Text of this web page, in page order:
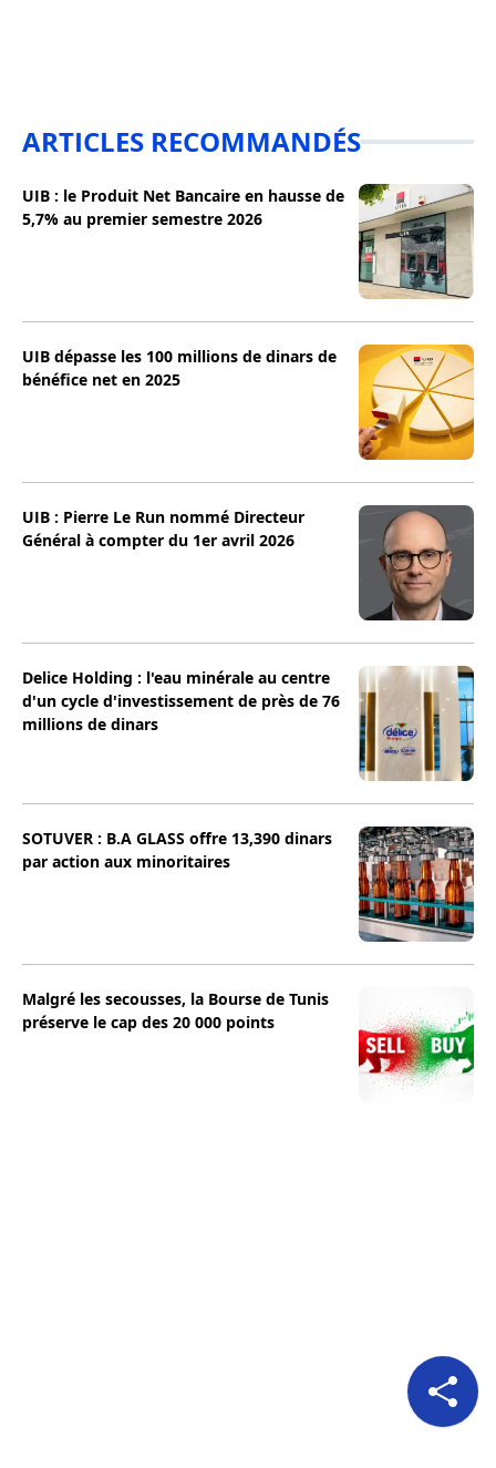
ARTICLES RECOMMANDÉS
UIB : le Produit Net Bancaire en hausse de
5,7% au premier semestre 2026
UIB dépasse les 100 millions de dinars de
bénéfice net en 2025
UIB : Pierre Le Run nommé Directeur
Général à compter du 1er avril 2026
Delice Holding : l'eau minérale au centre
d'un cycle d'investissement de près de 76
millions de dinars
SOTUVER : B.A GLASS offre 13,390 dinars
par action aux minoritaires
Malgré les secousses, la Bourse de Tunis
préserve le cap des 20 000 points